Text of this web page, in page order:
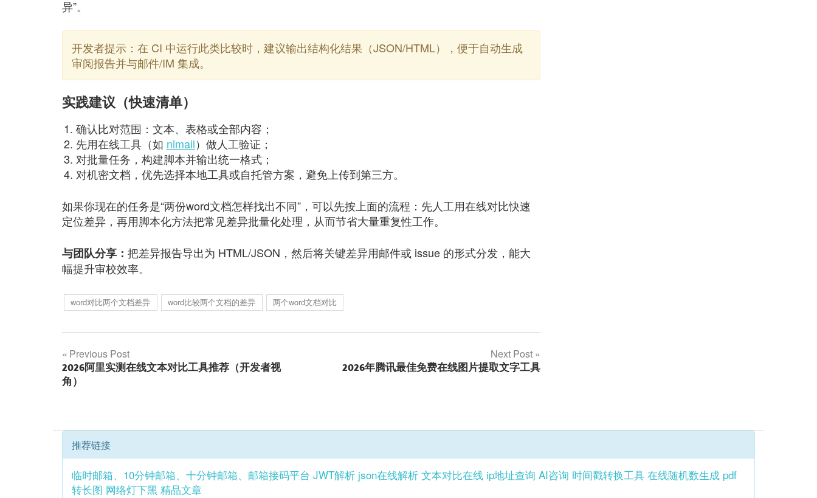
异”。
开发者提示：在 CI 中运行此类比较时，建议输出结构化结果（JSON/HTML），便于自动生成
审阅报告并与邮件/IM 集成。
实践建议（快速清单）
确认比对范围：文本、表格或全部内容；
先用在线工具（如 nimail）做人工验证；
对批量任务，构建脚本并输出统一格式；
对机密文档，优先选择本地工具或自托管方案，避免上传到第三方。
如果你现在的任务是“两份word文档怎样找出不同”，可以先按上面的流程：先人工用在线对比快速
定位差异，再用脚本化方法把常见差异批量化处理，从而节省大量重复性工作。
与团队分享： 把差异报告导出为 HTML/JSON，然后将关键差异用邮件或 issue 的形式分发，能大
幅提升审校效率。
word对比两个文档差异 word比较两个文档的差异 两个word文档对比
文
章
航
Previous Post
2026阿里实测在线文本对比工具推荐（开发者视
角）
Next Post
2026年腾讯最佳免费在线图片提取文字工具
推荐链接
临时邮箱、10分钟邮箱、十分钟邮箱、邮箱接码平台 JWT解析 json在线解析 文本对比在线 ip地址查询 AI咨询 时间戳转换工具 在线随机数生成 pdf
转长图 网络灯下黑 精品文章